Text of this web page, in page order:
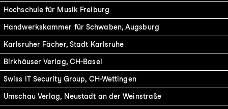
Hochschule für Musik Freiburg
Handwerkskammer für Schwaben, Augsburg
Karlsruher Fächer, Stadt Karlsruhe
Birkhäuser Verlag, CH-Basel
Swiss IT Security Group, CH-Wettingen
Umschau Verlag, Neustadt an der Weinstraße